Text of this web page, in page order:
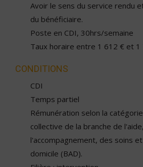
Avoir le sens du service rendu
du bénéficiaire.
Poste en CDI, 30hrs/semaine
Taux horaire entre 1 612 € et 1
CONDITIONS
CDI
Temps partiel
Rémunération selon la
collective de la branche de
l'accompagnement, des soins
domicile (BAD).